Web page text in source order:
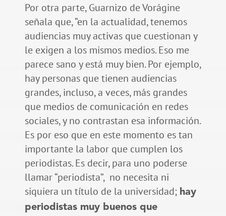
Por otra parte, Guarnizo de Vorágine
señala que, “en la actualidad, tenemos
audiencias muy activas que cuestionan y
le exigen a los mismos medios. Eso me
parece sano y está muy bien. Por ejemplo,
hay personas que tienen audiencias
grandes, incluso, a veces, más grandes
que medios de comunicación en redes
sociales, y no contrastan esa información.
Es por eso que en este momento es tan
importante la labor que cumplen los
periodistas. Es decir, para uno poderse
llamar “periodista”, no necesita ni
siquiera un título de la universidad; hay
periodistas muy buenos que